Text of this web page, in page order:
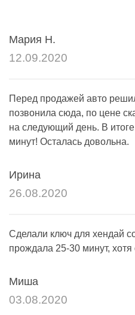
Мария Н.
12.09.2020
Перед продажей авто
позвонила сюда, по цене
на следующий день. В
минут! Осталась довольна.
Ирина
26.08.2020
Сделали ключ для хендай
прождала 25-30 минут, хотя
Миша
03.08.2020